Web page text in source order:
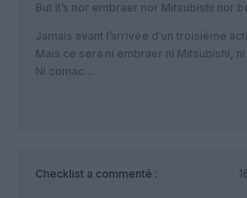
But it’s nor embraer nor Mitsubishi nor
Jamais avant l’arrivée d’un troisième
Mais ce sera ni embraer ni Mitsubishi,
Ni comac…
Checklist a commenté :